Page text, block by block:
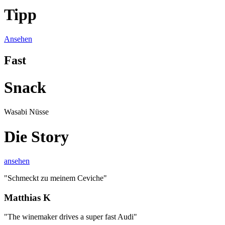
Tipp
Ansehen
Fast
Snack
Wasabi Nüsse
Die Story
ansehen
"Schmeckt zu meinem Ceviche"
Matthias K
"The winemaker drives a super fast Audi"